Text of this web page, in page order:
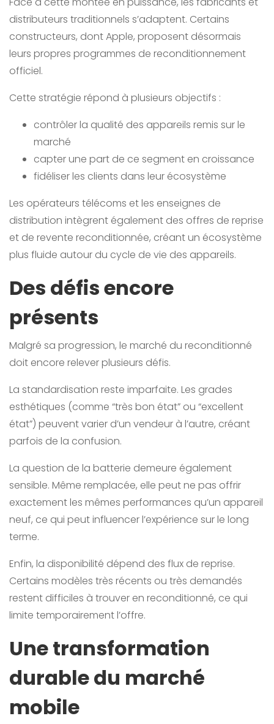
distributeurs traditionnels s’adaptent. Certains
constructeurs, dont Apple, proposent désormais
leurs propres programmes de reconditionnement
officiel.
Cette stratégie répond à plusieurs objectifs :
contrôler la qualité des appareils remis sur le
marché
capter une part de ce segment en croissance
fidéliser les clients dans leur écosystème
Les opérateurs télécoms et les enseignes de
distribution intègrent également des offres de reprise
et de revente reconditionnée, créant un écosystème
plus fluide autour du cycle de vie des appareils.
Des défis encore
présents
Malgré sa progression, le marché du reconditionné
doit encore relever plusieurs défis.
La standardisation reste imparfaite. Les grades
esthétiques (comme “très bon état” ou “excellent
état”) peuvent varier d’un vendeur à l’autre, créant
parfois de la confusion.
La question de la batterie demeure également
sensible. Même remplacée, elle peut ne pas offrir
exactement les mêmes performances qu’un appareil
neuf, ce qui peut influencer l’expérience sur le long
terme.
Enfin, la disponibilité dépend des flux de reprise.
Certains modèles très récents ou très demandés
restent difficiles à trouver en reconditionné, ce qui
limite temporairement l’offre.
Une transformation
durable du marché
mobile